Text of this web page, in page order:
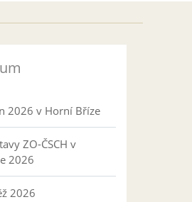
2026 v Horní Bříze
ZO-ČSCH v
2026
2026